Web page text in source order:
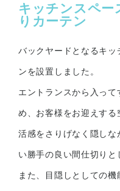
キッチンスペー
りカーテン
バックヤードとなるキ
ンを設置しました。
エントランスから入っ
め、お客様をお迎えす
活感をさりげなく隠し
い勝手の良い間仕切りと
また、目隠しとしての